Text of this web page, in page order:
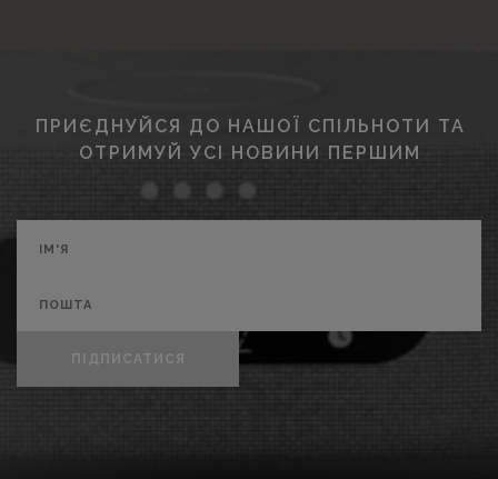
ПРИЄДНУЙСЯ ДО НАШОЇ СПІЛЬНОТИ ТА
ОТРИМУЙ УСІ НОВИНИ ПЕРШИМ
ПІДПИСАТИСЯ